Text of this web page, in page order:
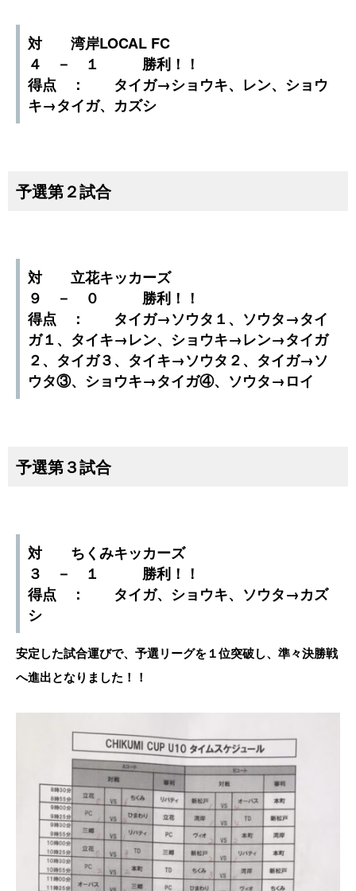
対 湾岸LOCAL FC
４ － １ 勝利！！
得点 ： タイガ→ショウキ、レン、ショウ
キ→タイガ、カズシ
予選第２試合
対 立花キッカーズ
９ － ０ 勝利！！
得点 ： タイガ→ソウタ１、ソウタ→タイ
ガ１、タイキ→レン、ショウキ→レン→タイガ
２、タイガ３、タイキ→ソウタ２、タイガ→ソ
ウタ③、ショウキ→タイガ④、ソウタ→ロイ
予選第３試合
対 ちくみキッカーズ
３ － １ 勝利！！
得点 ： タイガ、ショウキ、ソウタ→カズ
シ
安定した試合運びで、予選リーグを１位突破し、準々決勝戦
へ進出となりました！！